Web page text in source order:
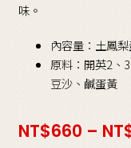
味。
內容量：土鳳
原料：開英2、
豆沙、鹹蛋黃
NT$660 –